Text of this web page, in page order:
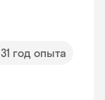
31 год опыта